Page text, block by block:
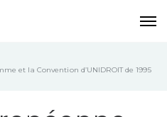
et la Convention d’UNIDROIT de 1995